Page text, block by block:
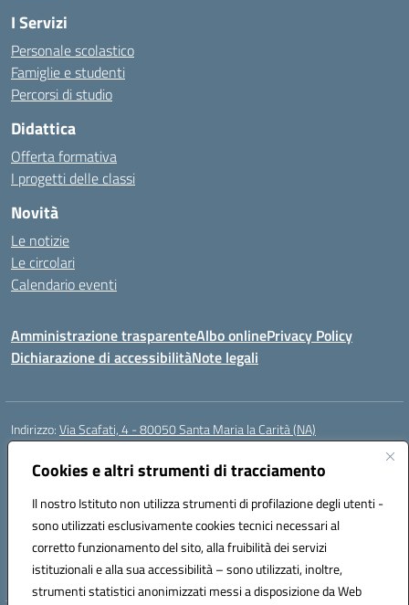
Cookies e altri strumenti di tracciamento
Il nostro Istituto non utilizza strumenti di profilazione degli utenti -
sono utilizzati esclusivamente cookies tecnici necessari al
corretto funzionamento del sito, alla fruibilità dei servizi
istituzionali e alla sua accessibilità – sono utilizzati, inoltre,
strumenti statistici anonimizzati messi a disposizione da Web
I Servizi
Personale scolastico
Famiglie e studenti
Percorsi di studio
Didattica
Offerta formativa
I progetti delle classi
Novità
Le notizie
Le circolari
Calendario eventi
Amministrazione trasparenteAlbo onlinePrivacy Policy
Dichiarazione di accessibilitàNote legali
Indirizzo:Via Scafati, 4 - 80050 Santa Maria la Carità (NA)
Centralino:
Posta elettronica certificata (PEC):NAEE21900T@pec.istruzione.it
Codice fiscale: 90016250632
Codice meccanografico:NAEE21900T
Codice Indice delle Pubbliche Amministrazioni (IPA): istsc_naee21900t
Codice unico di fatturazione (CUF): UFZ0X6